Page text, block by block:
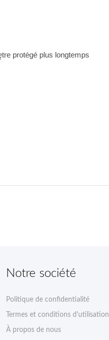
protégé plus longtemps
Notre société
Politique de confidentialité
Termes et conditions d'utilisation
À propos de nous